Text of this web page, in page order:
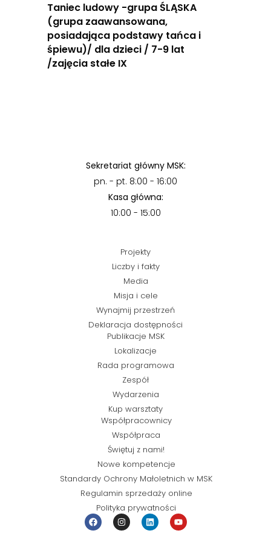
Taniec ludowy -grupa ŚLĄSKA
(grupa zaawansowana,
posiadająca podstawy tańca i
śpiewu)/ dla dzieci / 7-9 lat
/zajęcia stałe IX
Sekretariat główny MSK:
pn. - pt. 8:00 - 16:00
Kasa główna:
10:00 - 15:00
Projekty
Liczby i fakty
Media
Misja i cele
Wynajmij przestrzeń
Deklaracja dostępności
Publikacje MSK
Lokalizacje
Rada programowa
Zespół
Wydarzenia
Kup warsztaty
Współpracownicy
Współpraca
Świętuj z nami!
Nowe kompetencje
Standardy Ochrony Małoletnich w MSK
Regulamin sprzedaży online
Polityka prywatności